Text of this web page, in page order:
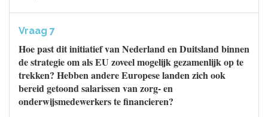
Vraag 7
Hoe past dit initiatief van Nederland en Duitsland binnen
de strategie om als EU zoveel mogelijk gezamenlijk op te
trekken? Hebben andere Europese landen zich ook
bereid getoond salarissen van zorg- en
onderwijsmedewerkers te financieren?